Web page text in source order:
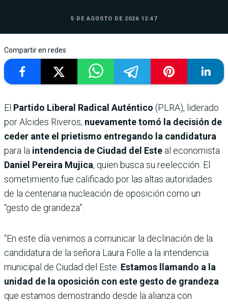
5 DE AGOSTO DE 2026 12:47
Compartir en redes
El Partido Liberal Radical Auténtico (PLRA), liderado
por Alcides Riveros, nuevamente tomó la decisión de
ceder ante el prietismo entregando la candidatura
para la intendencia de Ciudad del Este al economista
Daniel Pereira Mujica, quien busca su reelección. El
sometimiento fue calificado por las altas autoridades
de la centenaria nucleación de oposición como un
“gesto de grandeza”.
“En este día venimos a comunicar la declinación de la
candidatura de la señora Laura Folle a la intendencia
municipal de Ciudad del Este. Estamos llamando a la
unidad de la oposición con este gesto de grandeza
que estamos demostrando desde la alianza con